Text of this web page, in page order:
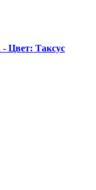
Цвет: Таксус